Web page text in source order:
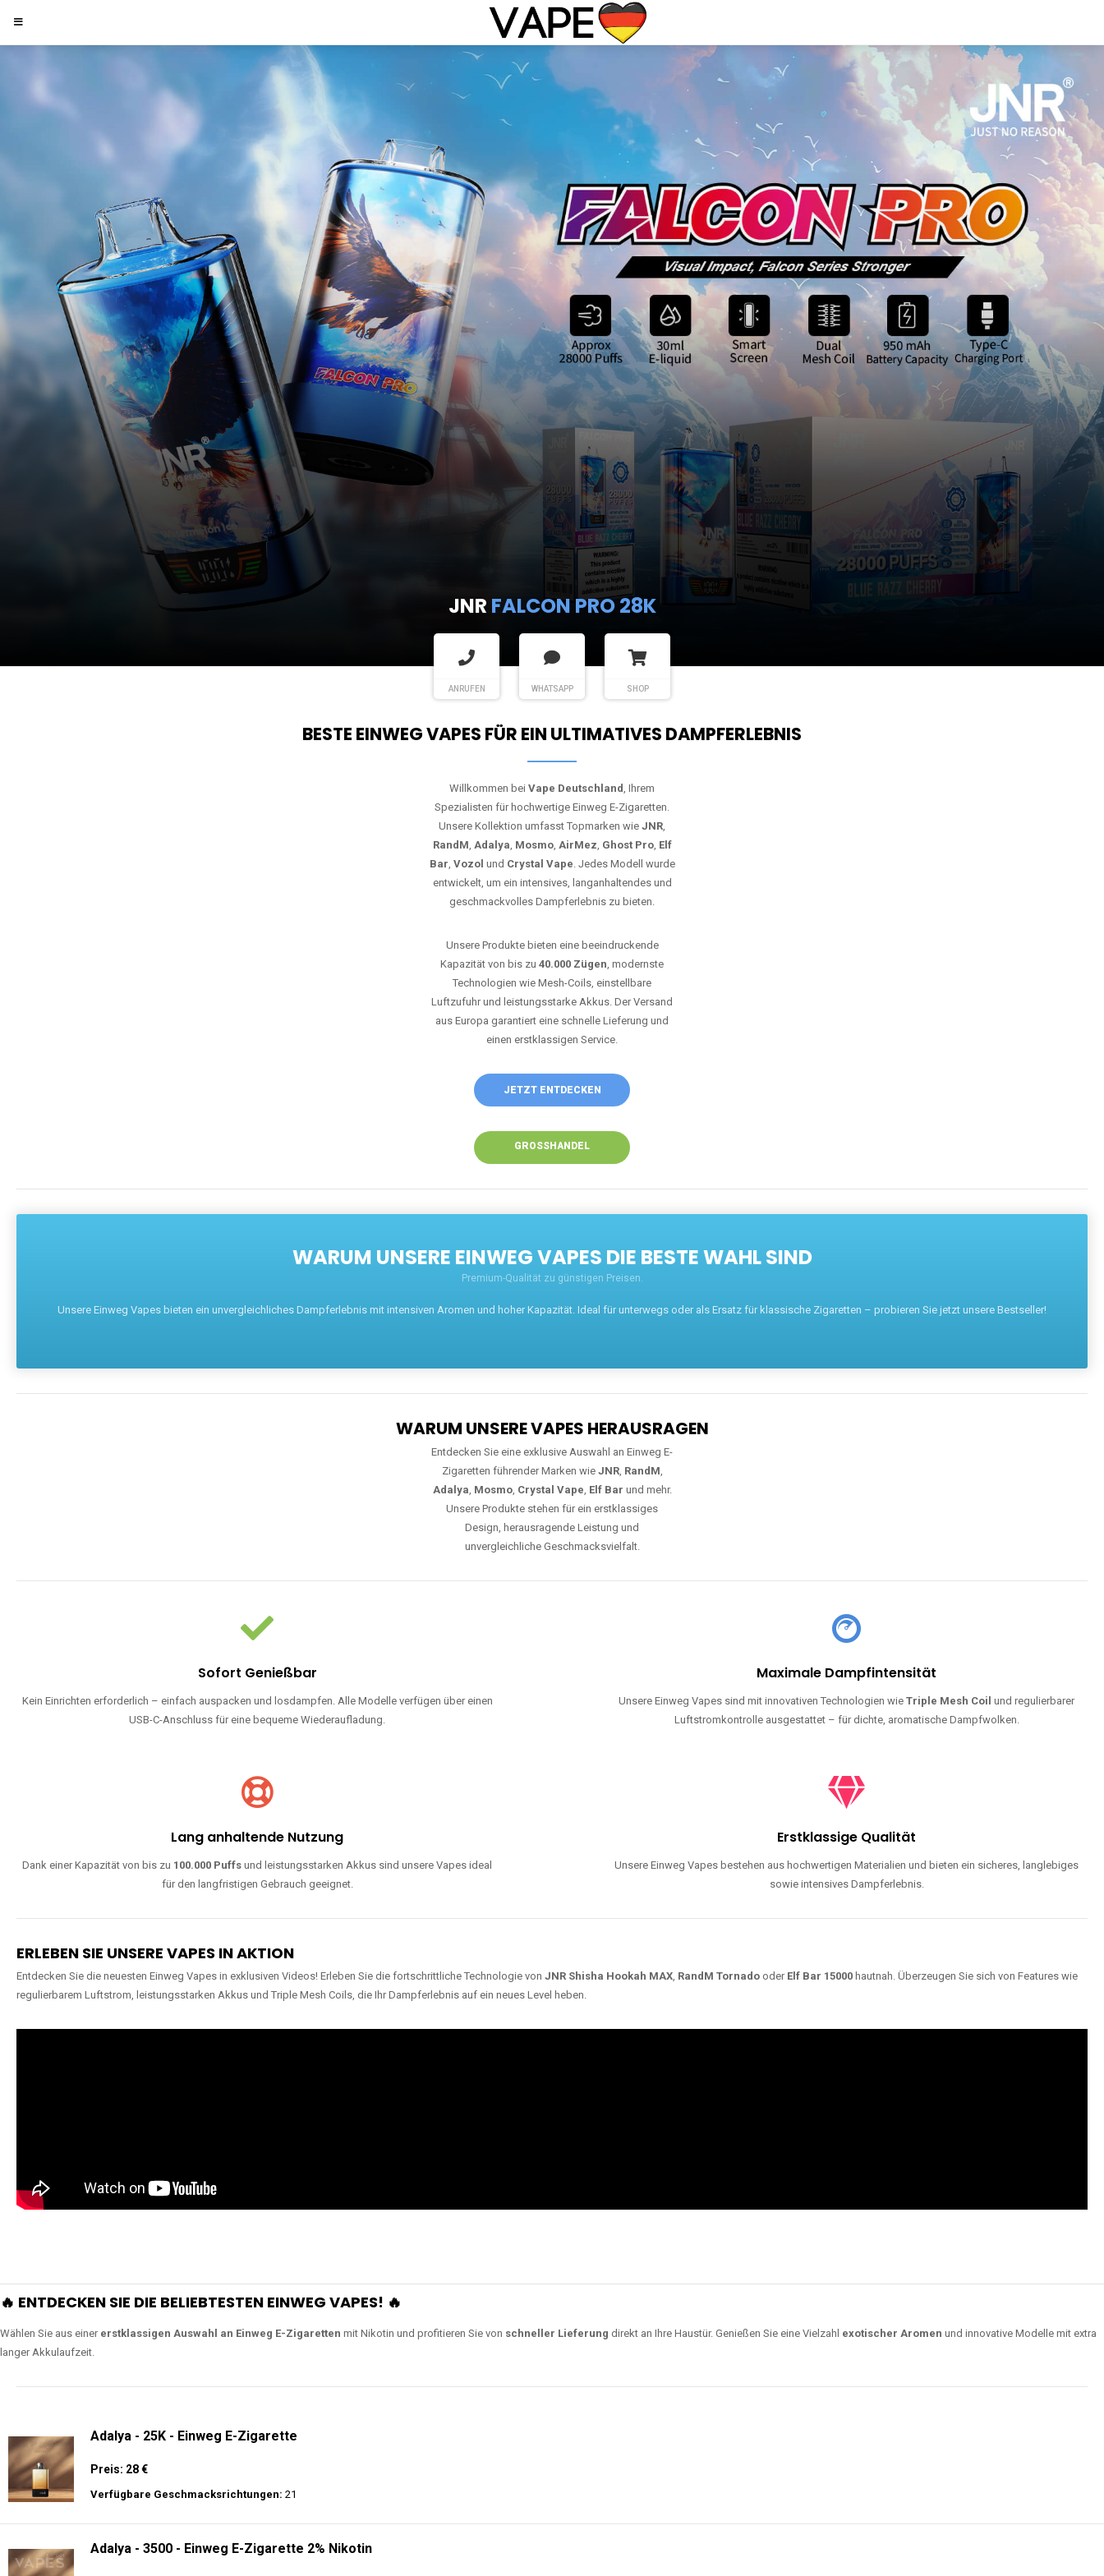
JNR FALCON PRO 28K
ANRUFEN WHATSAPP SHOP
BESTE EINWEG VAPES FÜR EIN ULTIMATIVES DAMPFERLEBNIS
Willkommen bei Vape Deutschland, Ihrem
Spezialisten für hochwertige Einweg E-Zigaretten.
Unsere Kollektion umfasst Topmarken wie JNR,
RandM, Adalya, Mosmo, AirMez, Ghost Pro, Elf
Bar, Vozol und Crystal Vape. Jedes Modell wurde
entwickelt, um ein intensives, langanhaltendes und
geschmackvolles Dampferlebnis zu bieten.
Unsere Produkte bieten eine beeindruckende
Kapazität von bis zu 40.000 Zügen, modernste
Technologien wie Mesh-Coils, einstellbare
Luftzufuhr und leistungsstarke Akkus. Der Versand
aus Europa garantiert eine schnelle Lieferung und
einen erstklassigen Service.
JETZT ENTDECKEN
GROSSHANDEL
WARUM UNSERE EINWEG VAPES DIE BESTE WAHL SIND
Premium-Qualität zu günstigen Preisen.
Unsere Einweg Vapes bieten ein unvergleichliches Dampferlebnis mit intensiven Aromen und hoher Kapazität. Ideal für unterwegs oder als Ersatz für klassische Zigaretten – probieren Sie jetzt unsere Bestseller!
WARUM UNSERE VAPES HERAUSRAGEN
Entdecken Sie eine exklusive Auswahl an Einweg E-
Zigaretten führender Marken wie JNR, RandM,
Adalya, Mosmo, Crystal Vape, Elf Bar und mehr.
Unsere Produkte stehen für ein erstklassiges
Design, herausragende Leistung und
unvergleichliche Geschmacksvielfalt.
Sofort Genießbar
Kein Einrichten erforderlich – einfach auspacken und losdampfen. Alle Modelle verfügen über einen
USB-C-Anschluss für eine bequeme Wiederaufladung.
Maximale Dampfintensität
Unsere Einweg Vapes sind mit innovativen Technologien wieTriple Mesh Coil und regulierbarer
Luftstromkontrolle ausgestattet – für dichte, aromatische Dampfwolken.
Lang anhaltende Nutzung
Dank einer Kapazität von bis zu 100.000 Puffs und leistungsstarken Akkus sind unsere Vapes ideal
für den langfristigen Gebrauch geeignet.
Erstklassige Qualität
Unsere Einweg Vapes bestehen aus hochwertigen Materialien und bieten ein sicheres, langlebiges
sowie intensives Dampferlebnis.
ERLEBEN SIE UNSERE VAPES IN AKTION
Entdecken Sie die neuesten Einweg Vapes in exklusiven Videos! Erleben Sie die fortschrittliche Technologie von JNR Shisha Hookah MAX, RandM Tornado oder Elf Bar 15000 hautnah. Überzeugen Sie sich von Features wie
regulierbarem Luftstrom, leistungsstarken Akkus und Triple Mesh Coils, die Ihr Dampferlebnis auf ein neues Level heben.
🔥 ENTDECKEN SIE DIE BELIEBTESTEN EINWEG VAPES! 🔥
Wählen Sie aus einer erstklassigen Auswahl an Einweg E-Zigaretten mit Nikotin und profitieren Sie von schneller Lieferung direkt an Ihre Haustür. Genießen Sie eine Vielzahl exotischer Aromen und innovative Modelle mit extra
langer Akkulaufzeit.
Adalya - 25K - Einweg E-Zigarette
Preis: 28 €
Verfügbare Geschmacksrichtungen: 21
Adalya - 3500 - Einweg E-Zigarette 2% Nikotin